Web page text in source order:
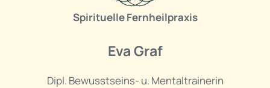
Spirituelle Fernheilpraxis
Eva Graf
Dipl. Bewusstseins- u. Mentaltrainerin